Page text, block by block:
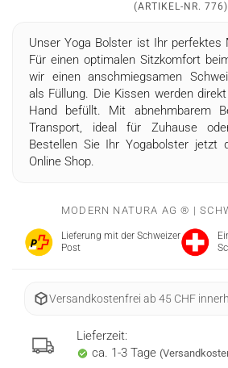
(ARTIKEL-NR. 776)
Unser Yoga Bolster ist Ihr perfektes
Für einen optimalen Sitzkomfort
wir einen anschmiegsamen
als Füllung. Die Kissen werden
Hand befüllt. Mit abnehmbarem
Transport, ideal für Zuhause
Bestellen Sie Ihr Yogabolster jetzt
Online Shop.
MODERN NATURA AG ® |
Lieferung mit der Schweizer
Post
Versandkostenfrei ab 45 CHF
Lieferzeit:
ca. 1-3 Tage